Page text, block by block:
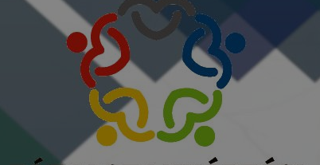
A Pápai Szakképzési Centrum,
Iskola és Kollégium milyen
A Pápai Szakképzési Centrum,
Iskola és Kollégium a cookie-
➢ információ gyűjtése azzal
annak felmérésével, hogy a